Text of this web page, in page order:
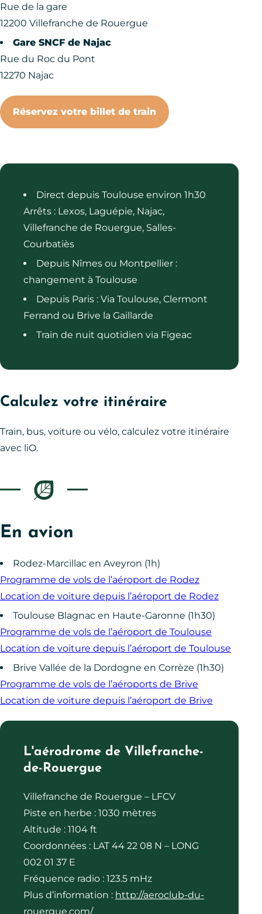
Rue de la gare
12200 Villefranche de Rouergue
Gare SNCF de Najac
Rue du Roc du Pont
12270 Najac
Réservez votre billet de train
Direct depuis Toulouse environ 1h30
Arrêts : Lexos, Laguépie, Najac,
Villefranche de Rouergue, Salles-
Courbatiès
Depuis Nîmes ou Montpellier :
changement à Toulouse
Depuis Paris : Via Toulouse, Clermont
Ferrand ou Brive la Gaillarde
Train de nuit quotidien via Figeac
Calculez votre itinéraire
Train, bus, voiture ou vélo, calculez votre itinéraire
avec liO.
En avion
Rodez-Marcillac en Aveyron (1h)
Programme de vols de l’aéroport de Rodez
Location de voiture depuis l’aéroport de Rodez
Toulouse Blagnac en Haute-Garonne (1h30)
Programme de vols de l’aéroport de Toulouse
Location de voiture depuis l’aéroport de Toulouse
Brive Vallée de la Dordogne en Corrèze (1h30)
Programme de vols de l’aéroports de Brive
Location de voiture depuis l’aéroport de Brive
L'aérodrome de Villefranche-
de-Rouergue
Villefranche de Rouergue – LFCV
Piste en herbe : 1030 mètres
Altitude : 1104 ft
Coordonnées : LAT 44 22 08 N – LONG
002 01 37 E
Fréquence radio : 123.5 mHz
Plus d’information : http://aeroclub-du-
rouergue.com/